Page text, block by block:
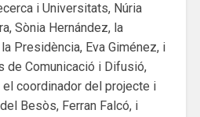
i Universitats, Núria
Sònia Hernández, la
Presidència, Eva Giménez, i
de Comunicació i Difusió,
el coordinador del projecte i
Besòs, Ferran Falcó, i